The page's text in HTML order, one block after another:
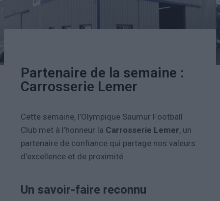
Partenaire de la semaine :
Carrosserie Lemer
Cette semaine, l’Olympique Saumur Football
Club met à l’honneur la Carrosserie Lemer, un
partenaire de confiance qui partage nos valeurs
d’excellence et de proximité.
Un savoir-faire reconnu